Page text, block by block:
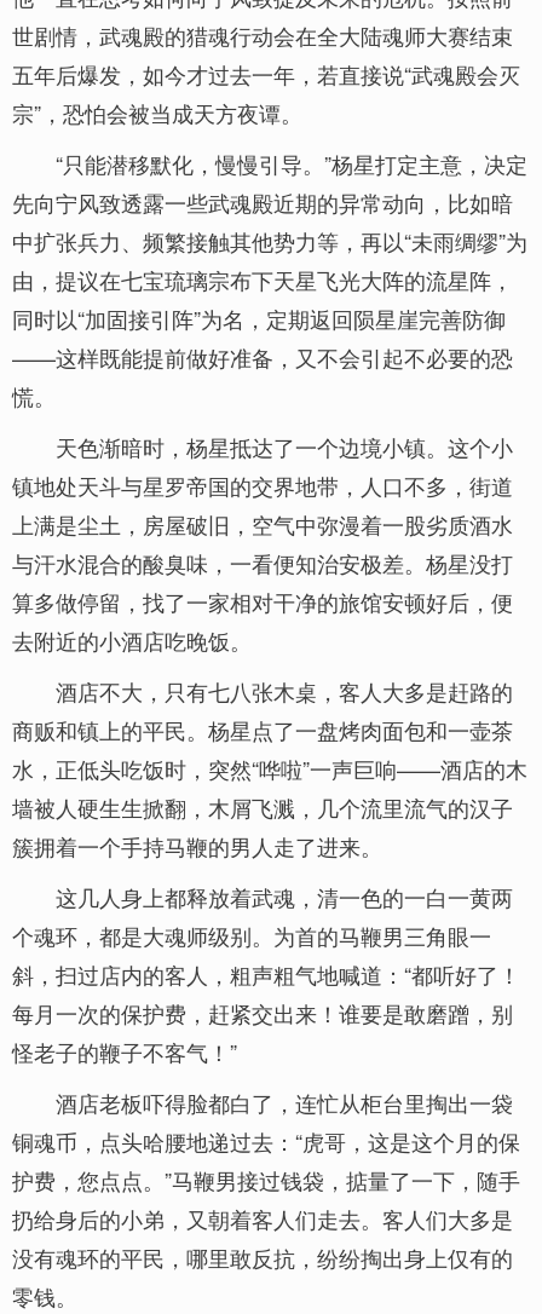
世剧情，武魂殿的猎魂行动会在全大陆魂师大赛结束
五年后爆发，如今才过去一年，若直接说“武魂殿会灭
宗”，恐怕会被当成天方夜谭。
“只能潜移默化，慢慢引导。”杨星打定主意，决定
先向宁风致透露一些武魂殿近期的异常动向，比如暗
中扩张兵力、频繁接触其他势力等，再以“未雨绸缪”为
由，提议在七宝琉璃宗布下天星飞光大阵的流星阵，
同时以“加固接引阵”为名，定期返回陨星崖完善防御
——这样既能提前做好准备，又不会引起不必要的恐
慌。
天色渐暗时，杨星抵达了一个边境小镇。这个小
镇地处天斗与星罗帝国的交界地带，人口不多，街道
上满是尘土，房屋破旧，空气中弥漫着一股劣质酒水
与汗水混合的酸臭味，一看便知治安极差。杨星没打
算多做停留，找了一家相对干净的旅馆安顿好后，便
去附近的小酒店吃晚饭。
酒店不大，只有七八张木桌，客人大多是赶路的
商贩和镇上的平民。杨星点了一盘烤肉面包和一壶茶
水，正低头吃饭时，突然“哗啦”一声巨响——酒店的木
墙被人硬生生掀翻，木屑飞溅，几个流里流气的汉子
簇拥着一个手持马鞭的男人走了进来。
这几人身上都释放着武魂，清一色的一白一黄两
个魂环，都是大魂师级别。为首的马鞭男三角眼一
斜，扫过店内的客人，粗声粗气地喊道：“都听好了！
每月一次的保护费，赶紧交出来！谁要是敢磨蹭，别
怪老子的鞭子不客气！”
酒店老板吓得脸都白了，连忙从柜台里掏出一袋
铜魂币，点头哈腰地递过去：“虎哥，这是这个月的保
护费，您点点。”马鞭男接过钱袋，掂量了一下，随手
扔给身后的小弟，又朝着客人们走去。客人们大多是
没有魂环的平民，哪里敢反抗，纷纷掏出身上仅有的
零钱。